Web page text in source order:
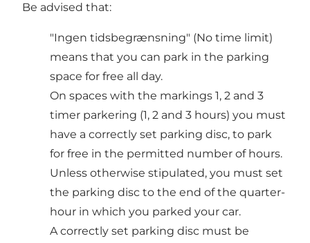
Be advised that:
"Ingen tidsbegrænsning" (No time limit)
means that you can park in the parking
space for free all day.
On spaces with the markings 1, 2 and 3
timer parkering (1, 2 and 3 hours) you must
have a correctly set parking disc, to park
for free in the permitted number of hours.
Unless otherwise stipulated, you must set
the parking disc to the end of the quarter-
hour in which you parked your car.
A correctly set parking disc must be